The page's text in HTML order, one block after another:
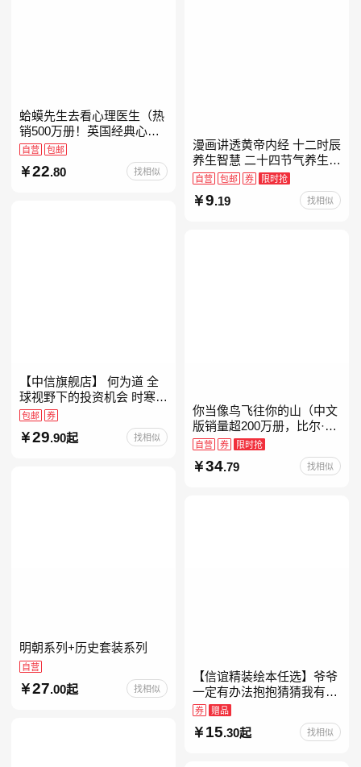
蛤蟆先生去看心理医生（热
销500万册！英国经典心理
咨询入门书，知名心理学家
自营 包邮
22.80 找相似
漫画讲透黄帝内经 十二时辰
养生智慧 二十四节气养生智
慧 中医八大名著之一养生图
解 皇帝内经漫画版原版
自营 包邮 券 限时抢
9.19 找相似
【中信旗舰店】 何为道 全
球视野下的投资机会 时寒冰
大道 段永平投资问答录穷查
理宝典 红利指数基金指南芒
格之道 纳瓦尔
包邮 券
29.90起 找相似
你当像鸟飞往你的山（中文
版销量超200万册，比尔·盖
茨年度特别推荐！登顶《纽
约时报》畅销榜80+周，这
本书比你听说的还要
自营 券 限时抢
34.79 找相似
明朝系列+历史套装系列
自营
27.00起 找相似
【信谊精装绘本任选】爷爷
一定有办法抱抱猜猜我有多
爱你妈妈买绿豆我的情绪小
怪兽青蛙和蟾蜍好饿的毛毛
虫儿童故事书阅读精装绘本
券 赠品
15.30起 找相似